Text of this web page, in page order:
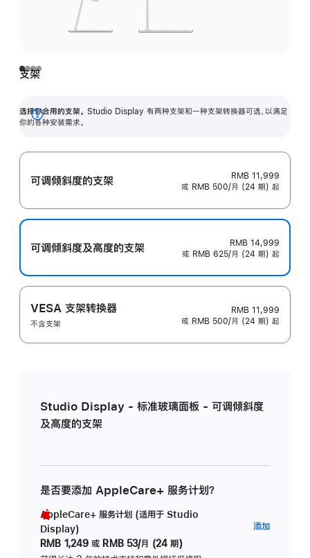
支架
选择你合用的支架。 Studio Display 有两种支架和一种支架转换器可选，以满足
你的各种安装需求。
展
可调倾斜度的支架
RMB 11,999
或 RMB 500/月 (24 期) 起
可调倾斜度及高‍度的支‍架
RMB 14,999
或 RMB 625/月 (24 期) 起
VESA 支架转换器
不含支架
RMB 11,999
或 RMB 500/月 (24 期) 起
Studio Display - 标准玻璃面板 - 可调倾斜度
及高度的支架
是否要添加 AppleCare+ 服务计划？
AppleCare+ 服务计划 (适用于 Studio
Display)
RMB 1,249 或 RMB 53/月 (24 期)
添加